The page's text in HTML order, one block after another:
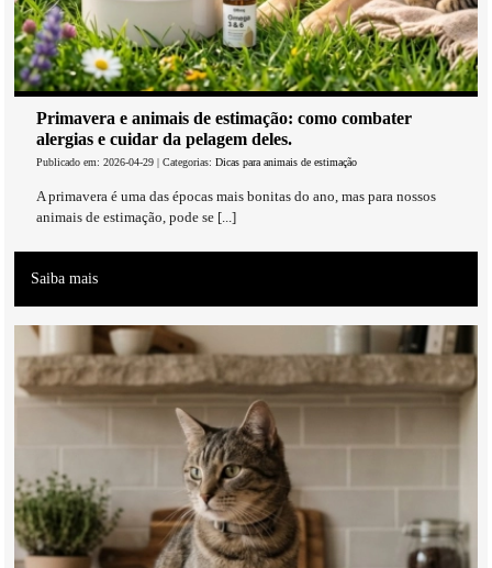
Primavera e animais de estimação: como combater
alergias e cuidar da pelagem deles.
Publicado em: 2026-04-29 | Categorias:Dicas para animais de estimação
A primavera é uma das épocas mais bonitas do ano, mas para nossos
animais de estimação, pode se [...]
Saiba mais